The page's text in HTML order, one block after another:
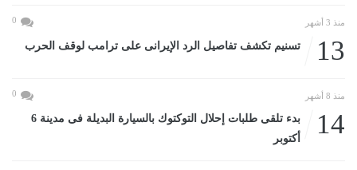
منذ 3 أشهر 0
13 تسنيم تكشف تفاصيل الرد الإيرانى على ترامب لوقف الحرب
منذ 8 أشهر 0
14
بدء تلقى طلبات إحلال التوكتوك بالسيارة البديلة فى مدينة 6
أكتوبر